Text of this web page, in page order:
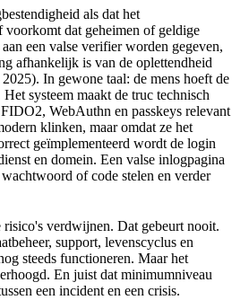
als dat het
voorkomt dat geheimen of geldige
een valse verifier worden gegeven,
afhankelijk is van de oplettendheid
In gewone taal: de mens hoeft de
systeem maakt de truc technisch
WebAuthn en passkeys relevant
klinken, maar omdat ze het
geïmplementeerd wordt de login
en domein. Een valse inlogpagina
of code stelen en verder
risico's verdwijnen. Dat gebeurt nooit.
support, levenscyclus en
steeds functioneren. Maar het
En juist dat minimumniveau
een incident en een crisis.